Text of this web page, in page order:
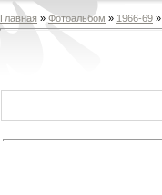
Главная » Фотоальбом » 1966-69 »